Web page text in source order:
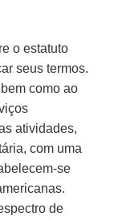
o estatuto
seus termos.
como ao
atividades,
com uma
se
de